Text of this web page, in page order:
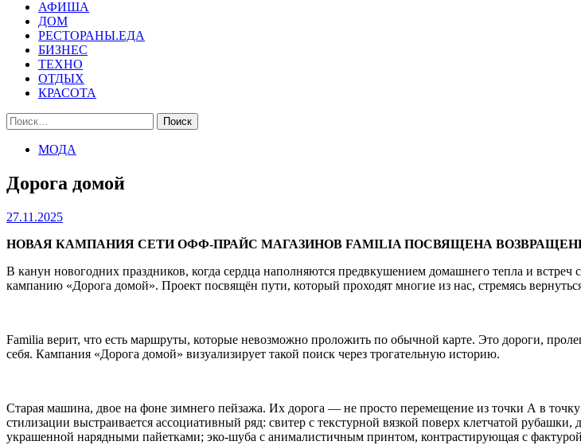
АФИША
ДОМ
РЕСТОРАНЫ.ЕДА
БИЗНЕС
ТЕХНО
ОТДЫХ
КРАСОТА
Найти:
МОДА
Дорога домой
27.11.2025
НОВАЯ КАМПАНИЯ СЕТИ ОФФ-ПРАЙС МАГАЗИНОВ FAMILIA ПОСВЯЩЕНА
В канун новогодних праздников, когда сердца наполняются предвкушением домашнего тепла и
кампанию «Дорога домой». Проект посвящён пути, который проходят многие из нас, стремясь
Familia верит, что есть маршруты, которые невозможно проложить по обычной карте. Это дороги,
себя. Кампания «Дорога домой» визуализирует такой поиск через трогательную историю.
Cтарая машина, двое на фоне зимнего пейзажа. Их дорога — не просто перемещение из точки А в
стилизации выстраивается ассоциативный ряд: свитер с текстурной вязкой поверх клетчатой
украшенной нарядными пайетками; эко-шуба с анималистичным принтом, контрастирующая с